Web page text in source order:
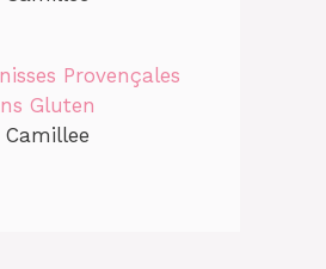
Provençales
Gluten
Camillee